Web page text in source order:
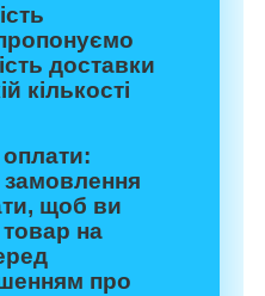
доставки
кількості
оплати:
щоб ви
на
про